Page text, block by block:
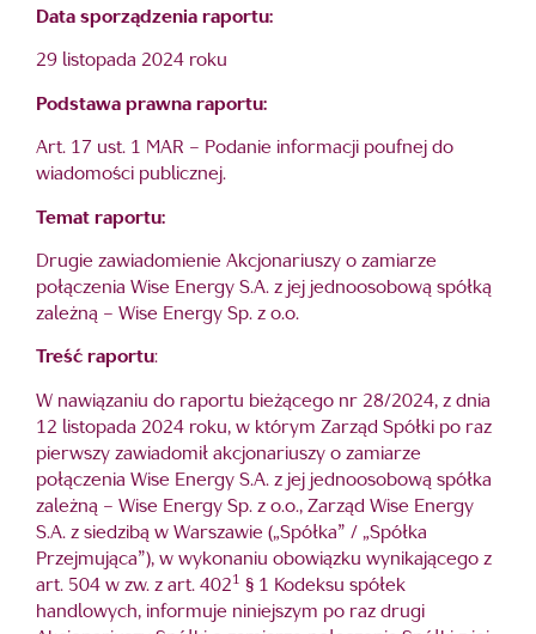
Data sporządzenia raportu:
29 listopada 2024 roku
Podstawa prawna raportu:
Art. 17 ust. 1 MAR – Podanie informacji poufnej do
wiadomości publicznej.
Temat raportu:
Drugie zawiadomienie Akcjonariuszy o zamiarze
połączenia Wise Energy S.A. z jej jednoosobową spółką
zależną – Wise Energy Sp. z o.o.
Treść raportu:
W nawiązaniu do raportu bieżącego nr 28/2024, z dnia
12 listopada 2024 roku, w którym Zarząd Spółki po raz
pierwszy zawiadomił akcjonariuszy o zamiarze
połączenia Wise Energy S.A. z jej jednoosobową spółka
zależną – Wise Energy Sp. z o.o., Zarząd Wise Energy
S.A. z siedzibą w Warszawie („Spółka” / „Spółka
Przejmująca”), w wykonaniu obowiązku wynikającego z
art. 504 w zw. z art. 4021 § 1 Kodeksu spółek
handlowych, informuje niniejszym po raz drugi